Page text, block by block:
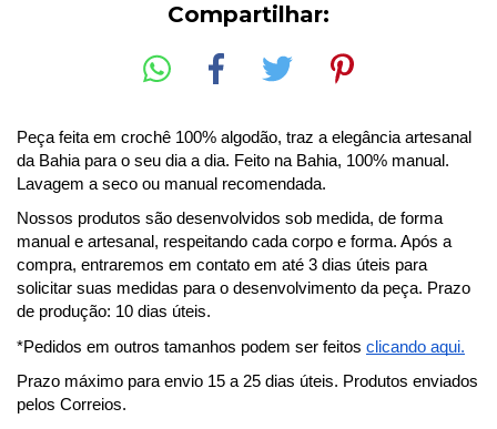
Compartilhar:
Peça feita em crochê 100% algodão, traz a elegância artesanal
da Bahia para o seu dia a dia. Feito na Bahia, 100% manual.
Lavagem a seco ou manual recomendada.
Nossos produtos são desenvolvidos sob medida, de forma
manual e artesanal, respeitando cada corpo e forma. Após a
compra, entraremos em contato em até 3 dias úteis para
solicitar suas medidas para o desenvolvimento da peça. Prazo
de produção: 10 dias úteis.
*Pedidos em outros tamanhos podem ser feitos clicando aqui.
Prazo máximo para envio 15 a 25 dias úteis. Produtos enviados
pelos Correios.